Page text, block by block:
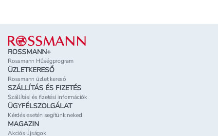
Lábléc
ROSSMANN+
Rossmann Hűségprogram
ÜZLETKERESŐ
Rossmann üzlet kereső
SZÁLLÍTÁS ÉS FIZETÉS
Szállítási és fizetési információk
ÜGYFÉLSZOLGÁLAT
Kérdés esetén segítünk neked
MAGAZIN
Akciós újságok